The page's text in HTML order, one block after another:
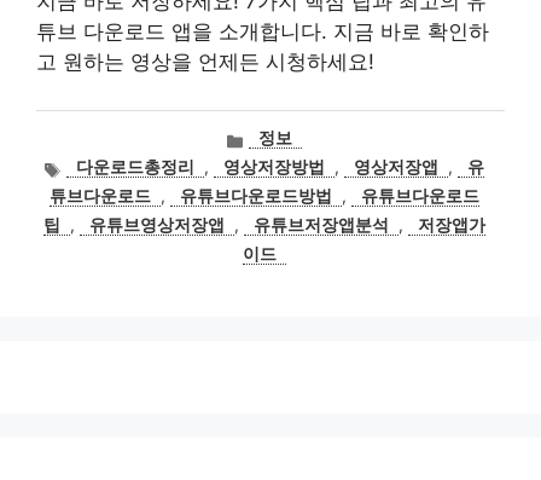
튜브 다운로드 앱을 소개합니다. 지금 바로 확인하
고 원하는 영상을 언제든 시청하세요!
카
테
고
리
정보
태
그
다운로드총정리 , 영상저장방법 , 영상저장앱 ,
유
튜브다운로드 , 유튜브다운로드방법 ,
유튜브다운로드
팁
, 유튜브영상저장앱 , 유튜브저장앱분석 ,
저장앱가
이드